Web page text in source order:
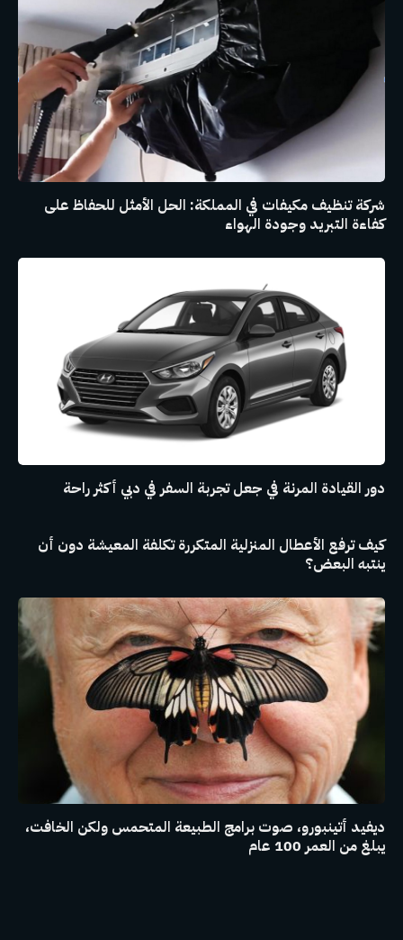
شركة تنظيف مكيفات في المملكة: الحل الأمثل للحفاظ على
كفاءة التبريد وجودة الهواء
دور القيادة المرنة في جعل تجربة السفر في دبي أكثر راحة
كيف ترفع الأعطال المنزلية المتكررة تكلفة المعيشة دون أن
ينتبه البعض؟
ديفيد أتينبورو، صوت برامج الطبيعة المتحمس ولكن الخافت،
يبلغ من العمر 100 عام